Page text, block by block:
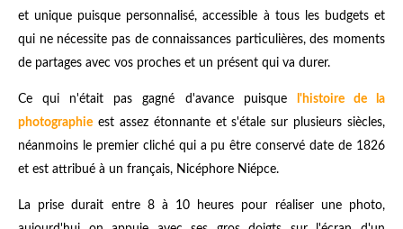
et unique puisque personnalisé, accessible à tous les budgets et
qui ne nécessite pas de connaissances particulières, des moments
de partages avec vos proches et un présent qui va durer.
Ce qui n'était pas gagné d'avance puisque
l'histoire de la
photographie est assez étonnante et s'étale sur plusieurs siècles,
néanmoins le premier cliché qui a pu être conservé date de 1826
et est attribué à un français, Nicéphore Niépce.
La prise durait entre 8 à 10 heures pour réaliser une photo,